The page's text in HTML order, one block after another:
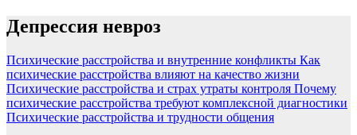
Перейти
кДепрессия невроз
Психические расстройства и внутренние конфликты Как
психические расстройства влияют на качество жизни
Психические расстройства и страх утраты контроля Почему
психические расстройства требуют комплексной диагностики
Психические расстройства и трудности общения